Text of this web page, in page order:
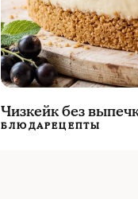
Чизкейк без
БЛЮДАРЕЦЕПТЫ